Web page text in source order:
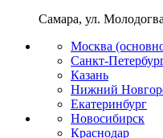
Самара, ул.
Москва
Санкт-
Казань
Нижний
Екатеринбург
Новосибирск
Краснодар